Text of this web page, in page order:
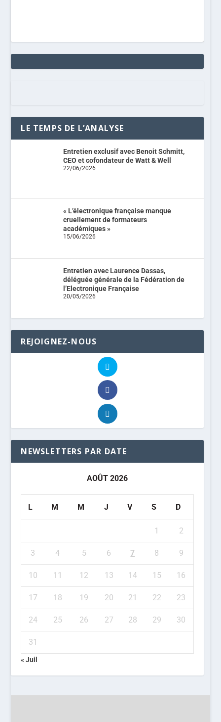
LE TEMPS DE L’ANALYSE
Entretien exclusif avec Benoit Schmitt,
CEO et cofondateur de Watt & Well
22/06/2026
« L’électronique française manque
cruellement de formateurs
académiques »
15/06/2026
Entretien avec Laurence Dassas,
déléguée générale de la Fédération de
l’Electronique Française
20/05/2026
REJOIGNEZ-NOUS
NEWSLETTERS PAR DATE
AOÛT 2026
L M M J V S D
1 2
3 4 5 6 7 8 9
10 11 12 13 14 15 16
17 18 19 20 21 22 23
24 25 26 27 28 29 30
31
« Juil